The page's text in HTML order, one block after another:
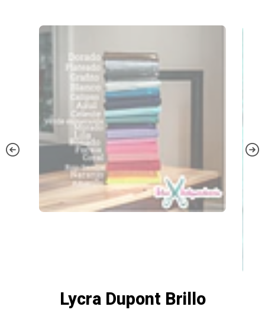
Lycra Dupont Brillo